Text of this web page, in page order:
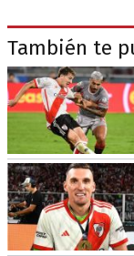
También te